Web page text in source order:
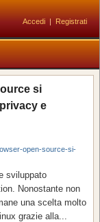
Accedi | Registrati
si
e
open-source-si-
sviluppato
Nonostante non
una scelta molto
grazie alla...